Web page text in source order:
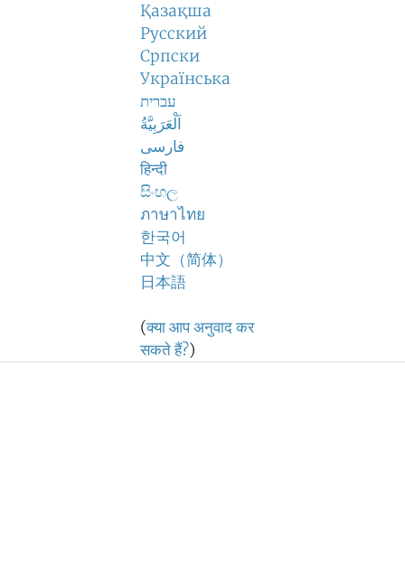
Қазақша
Русский
Српски
Українська
עברית
اَلْعَرَبِيَّةُ
فارسی
हिन्दी
සිංහල
ภาษาไทย
한국어
中文（简体）
日本語
(क्या आप अनुवाद कर
सकते हैं?)